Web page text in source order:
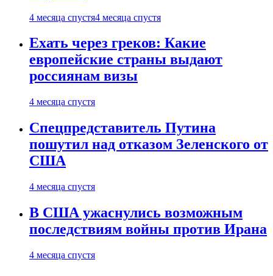
4 месяца спустя4 месяца спустя
Ехать через греков: Какие
европейские страны выдают
россиянам визы
4 месяца спустя
Спецпредставитель Путина
пошутил над отказом Зеленского от
США
4 месяца спустя
В США ужаснулись возможным
последствиям войны против Ирана
4 месяца спустя